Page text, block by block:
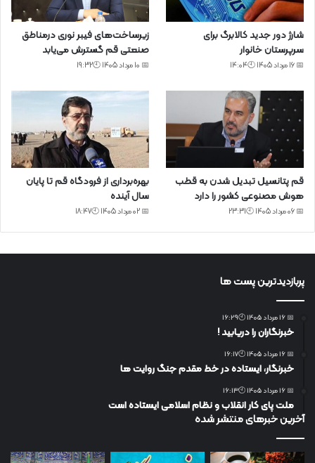
شارژ دور جدید کالابرگ برای
سرپرستان خانوار
📅 16 مرداد 1405 🕙14:04
زیرساخت‌های فیبر نوری درمناطق
صنعتی قم گسترش می‌یابد
📅 10 مرداد 1405 🕙19:32
قم پتانسیل تبدیل شدن به قطب
هوش مصنوعی کشور را دارد
📅 06 مرداد 1405 🕙23:31
بهره‌برداری از فرودگاه قم تا پایان
سال آینده
📅 02 مرداد 1405 🕙18:47
پربازدیدترین پست ها
📅 16 مرداد 1405 🕙16:29
خبرنگاران را دریابید !
📅 16 مرداد 1405 🕙16:17
خبرنگار، ایستاده در خط مقدم جنگ روایت ها
📅 16 مرداد 1405 🕙16:13
ملت پای کار انقلاب و نظام اسلامی ایستاده است
آخرین خبرهای منتشر شده